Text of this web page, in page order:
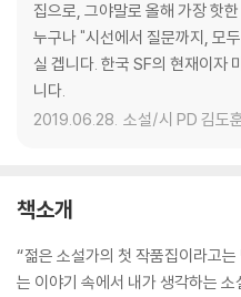
집으로, 그야말로 올해 가장 핫
누구나 "시선에서 질문까지, 모
실 겝니다. 한국 SF의 현재이자
니다.
2019.06.28. 소설/시 PD 김도
책소개
“젊은 소설가의 첫 작품집이라고
는 이야기 속에서 내가 생각하는